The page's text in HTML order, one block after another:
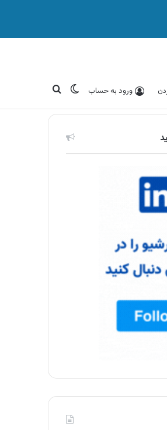
ورود به حساب تغییر پوسته
جستجو برای